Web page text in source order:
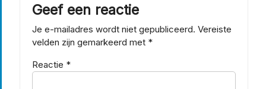
Geef een reactie
Je e-mailadres wordt niet gepubliceerd. Vereiste
velden zijn gemarkeerd met *
Reactie *